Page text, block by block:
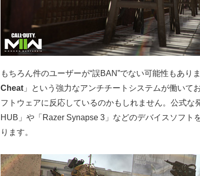
もちろん件のユーザーが“誤BAN”でない可能性もあり
Cheat 」という強力なアンチチートシステムが働いて
フトウェアに反応しているのかもしれません。公式
HUB」や「Razer Synapse 3」などのデバイスソフト
ります。